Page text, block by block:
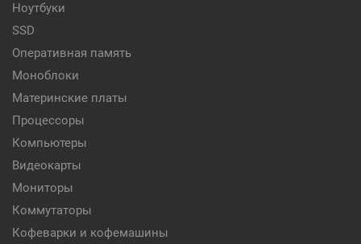
Ноутбуки
SSD
Оперативная память
Моноблоки
Материнские платы
Процессоры
Компьютеры
Видеокарты
Мониторы
Коммутаторы
Кофеварки и кофемашины